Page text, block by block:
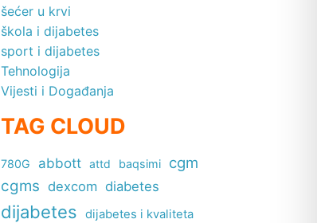
šećer u krvi
škola i dijabetes
sport i dijabetes
Tehnologija
Vijesti i Događanja
TAG CLOUD
780G abbott attd baqsimi cgm
cgms dexcom diabetes
dijabetes
dijabetes i kvaliteta